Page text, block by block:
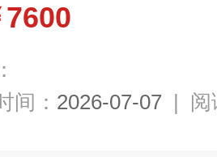
7600
间： 2026-07-07 | 阅